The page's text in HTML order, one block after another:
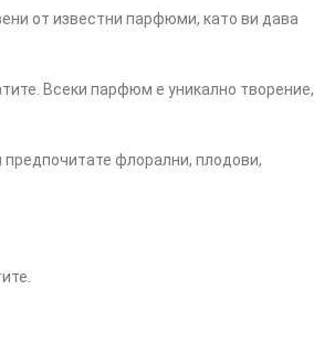
от известни парфюми, като ви дава
Всеки парфюм е уникално творение,
предпочитате флорални, плодови,